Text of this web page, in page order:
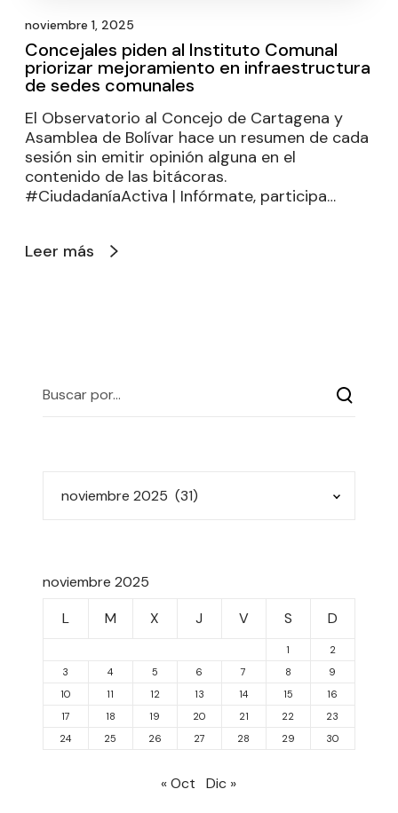
noviembre 1, 2025
Concejales piden al Instituto Comunal
priorizar mejoramiento en infraestructura
de sedes comunales
El Observatorio al Concejo de Cartagena y
Asamblea de Bolívar hace un resumen de cada
sesión sin emitir opinión alguna en el
contenido de las bitácoras.
#CiudadaníaActiva | Infórmate, participa…
Leer más
noviembre 2025
L
M X J V S D
1
2
3
4 5 6 7 8
9
10
11 12 13 14 15
16
17
18 19 20 21 22
23
24
25 26 27 28 29 30
« Oct Dic »